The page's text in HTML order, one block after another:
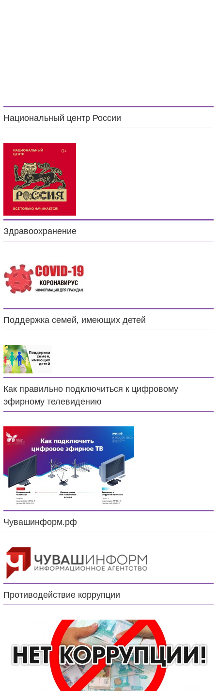
Национальный центр России
Здравоохранение
Поддержка семей, имеющих детей
Как правильно подключиться к цифровому
эфирному телевидению
Чувашинформ.рф
Противодействие коррупции